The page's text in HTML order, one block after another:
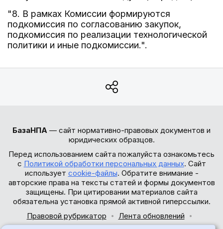
"8. В рамках Комиссии формируются
подкомиссия по согласованию закупок,
подкомиссия по реализации технологической
политики и иные подкомиссии.".
БазаНПА — сайт нормативно-правовых документов и
юридических образцов.
Перед использованием сайта пожалуйста ознакомьтесь
с Политикой обработки персональных данных. Сайт
использует cookie-файлы. Обратите внимание -
авторские права на тексты статей и формы документов
защищены. При цитировании материалов сайта
обязательна установка прямой активной гиперссылки.
Правовой рубрикатор
Лента обновлений